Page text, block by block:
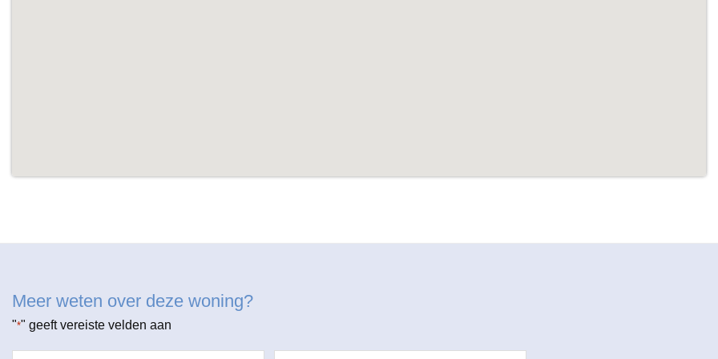
Meer weten over deze woning?
"*" geeft vereiste velden aan